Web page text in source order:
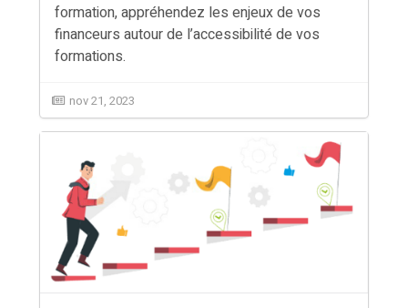
formation, appréhendez les enjeux de vos
financeurs autour de l’accessibilité de vos
formations.
nov 21, 2023